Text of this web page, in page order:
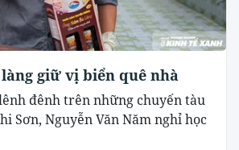
giữ vị biển quê nhà
đênh trên những chuyến tàu
Sơn, Nguyễn Văn Năm nghỉ học